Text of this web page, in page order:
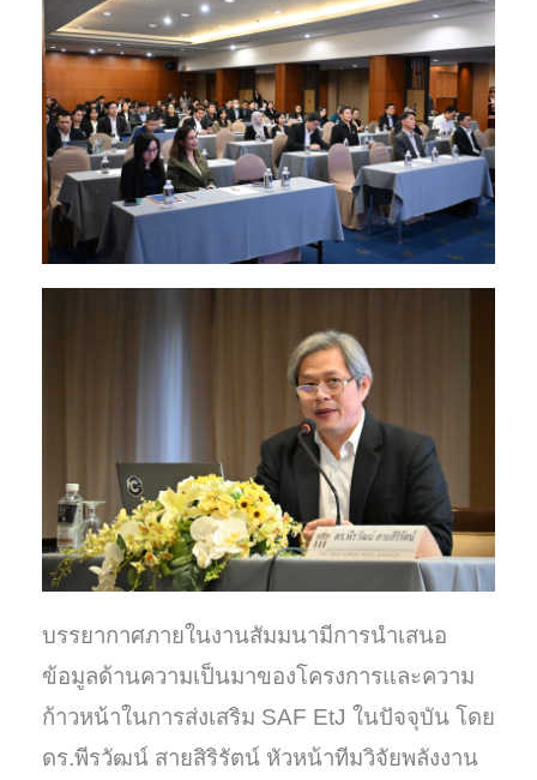
บรรยากาศภายในงานสัมมนามีการนำเสนอ
ข้อมูลด้านความเป็นมาของโครงการและความ
ก้าวหน้าในการส่งเสริม SAF EtJ ในปัจจุบัน โดย
ดร.พีรวัฒน์ สายสิริรัตน์ หัวหน้าทีมวิจัยพลังงาน